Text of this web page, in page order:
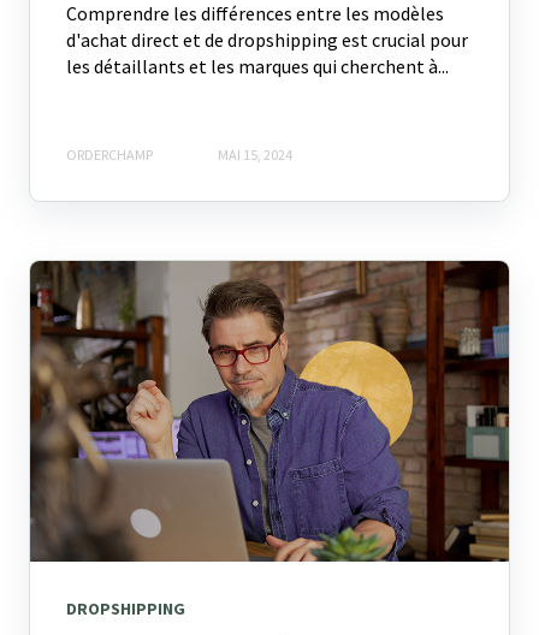
Comprendre les différences entre les modèles
d'achat direct et de dropshipping est crucial pour
les détaillants et les marques qui cherchent à...
ORDERCHAMP MAI 15, 2024
DROPSHIPPING